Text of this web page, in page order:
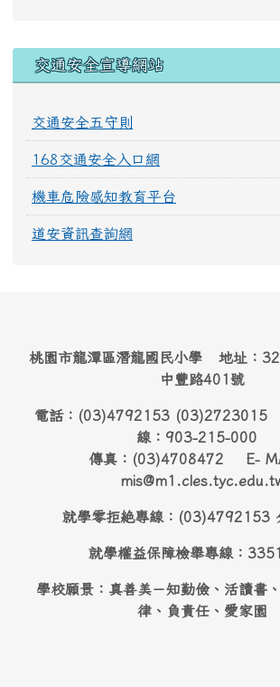
交通安全宣導網站
交通安全五守則
168交通安全入口網
機車危險感知教育平台
道安資訊查詢網
桃園市龍潭區潛龍國民小學 地址：
中豐路401號
電話：(03)4792153
線：903-215-000
傳真：(03)4708472 E-
就學零拒絶專線：(03)4792153
就學權益保障檢舉專線：
學校願景：真善美－知勤儉、活讀書
律、負責任、愛家園